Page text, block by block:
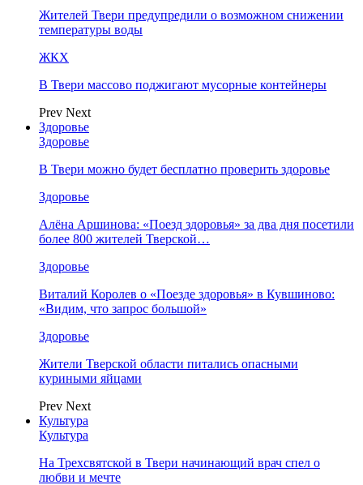
Жителей Твери предупредили о возможном снижении
температуры воды
ЖКХ
В Твери массово поджигают мусорные контейнеры
Prev Next
Здоровье
Здоровье
В Твери можно будет бесплатно проверить здоровье
Здоровье
Алёна Аршинова: «Поезд здоровья» за два дня посетили
более 800 жителей Тверской…
Здоровье
Виталий Королев о «Поезде здоровья» в Кувшиново:
«Видим, что запрос большой»
Здоровье
Жители Тверской области питались опасными
куриными яйцами
Prev Next
Культура
Культура
На Трехсвятской в Твери начинающий врач спел о
любви и мечте